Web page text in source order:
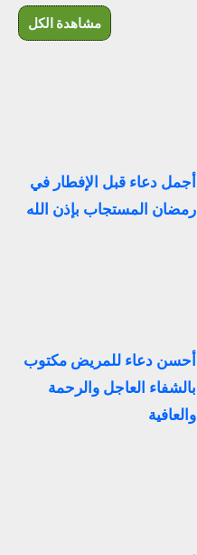
مشاهدة الكل
أجمل دعاء قبل الإفطار في
رمضان المستجاب بإذن الله
أحسن دعاء للمريض مكتوب
بالشفاء العاجل والرحمة
والعافية